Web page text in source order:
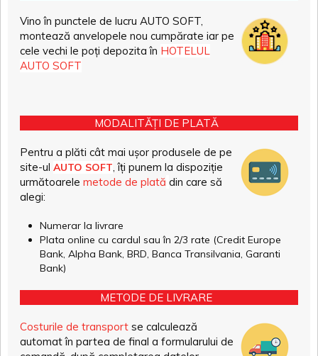
Vino în punctele de lucru AUTO SOFT,
montează anvelopele nou cumpărate iar pe
cele vechi le poți depozita în HOTELUL
AUTO SOFT
MODALITĂȚI DE PLATĂ
Pentru a plăti cât mai ușor produsele de pe
site-ul AUTO SOFT, îți punem la dispoziție
următoarele metode de plată din care să
alegi:
Numerar la livrare
Plata online cu cardul sau în 2/3 rate (Credit Europe
Bank, Alpha Bank, BRD, Banca Transilvania, Garanti
Bank)
METODE DE LIVRARE
Costurile de transport se calculează
automat în partea de final a formularului de